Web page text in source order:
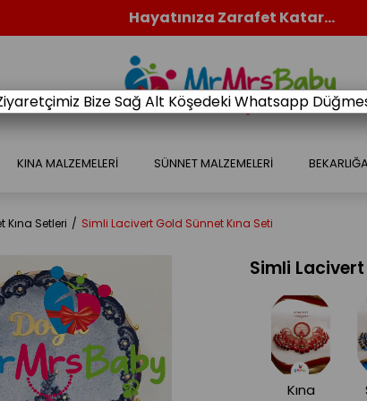
Hayatınıza Zarafet Katar...
KINA MALZEMELERİ SÜNNET MALZEMELERİ
Kına Setleri Simli Lacivert Gold Sünnet Kına Seti
Simli Lacivert
Kına
Bize Sağ Alt Köşedeki Whatsapp